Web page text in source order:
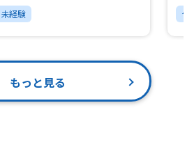
未経験 チ
もっと見る